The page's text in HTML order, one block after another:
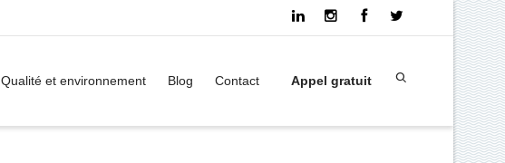
Qualité et environnement Blog Contact Appel gratuit